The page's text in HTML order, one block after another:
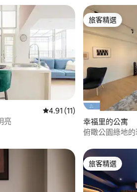
半不到,住客六項高評
使不是我們的客人:
請不吝提出,我們將
共創美好台灣。 PS.
事,以維護住宿品
我們是臺北旅遊最好的
（滿分 5 分）
從 11 則評價中獲得 4.91 的
4.91 (11)
亮
旅客精選
旅客精選
幸福里的公寓
俯瞰公園綠地
旅客精選
旅客精選